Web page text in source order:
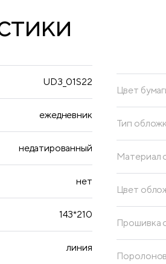
UD3_01S22
ежедневник
недатированный
нет
143*210
линия
Цвет
Тип
Материал
Цвет
Прошивка